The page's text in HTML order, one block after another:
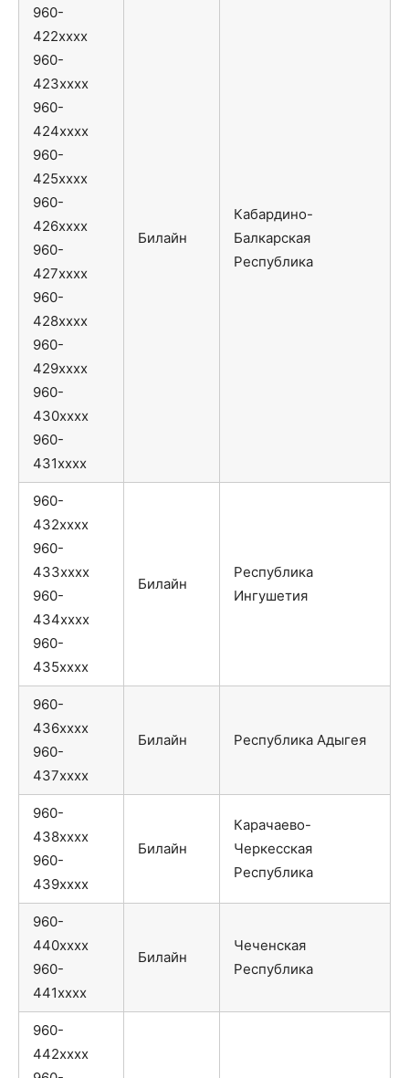
960-
422xxxx
960-
423xxxx
960-
424xxxx
960-
425xxxx
960-
426xxxx
960-
427xxxx
960-
428xxxx
960-
429xxxx
960-
430xxxx
960-
431xxxx
Билайн
Кабардино-
Балкарская
Республика
960-
432xxxx
960-
433xxxx
960-
434xxxx
960-
435xxxx
Билайн
Республика
Ингушетия
960-
436xxxx
960-
437xxxx
Билайн Республика Адыгея
960-
438xxxx
960-
439xxxx
Билайн
Карачаево-
Черкесская
Республика
960-
440xxxx
960-
441xxxx
Билайн
Чеченская
Республика
960-
442xxxx